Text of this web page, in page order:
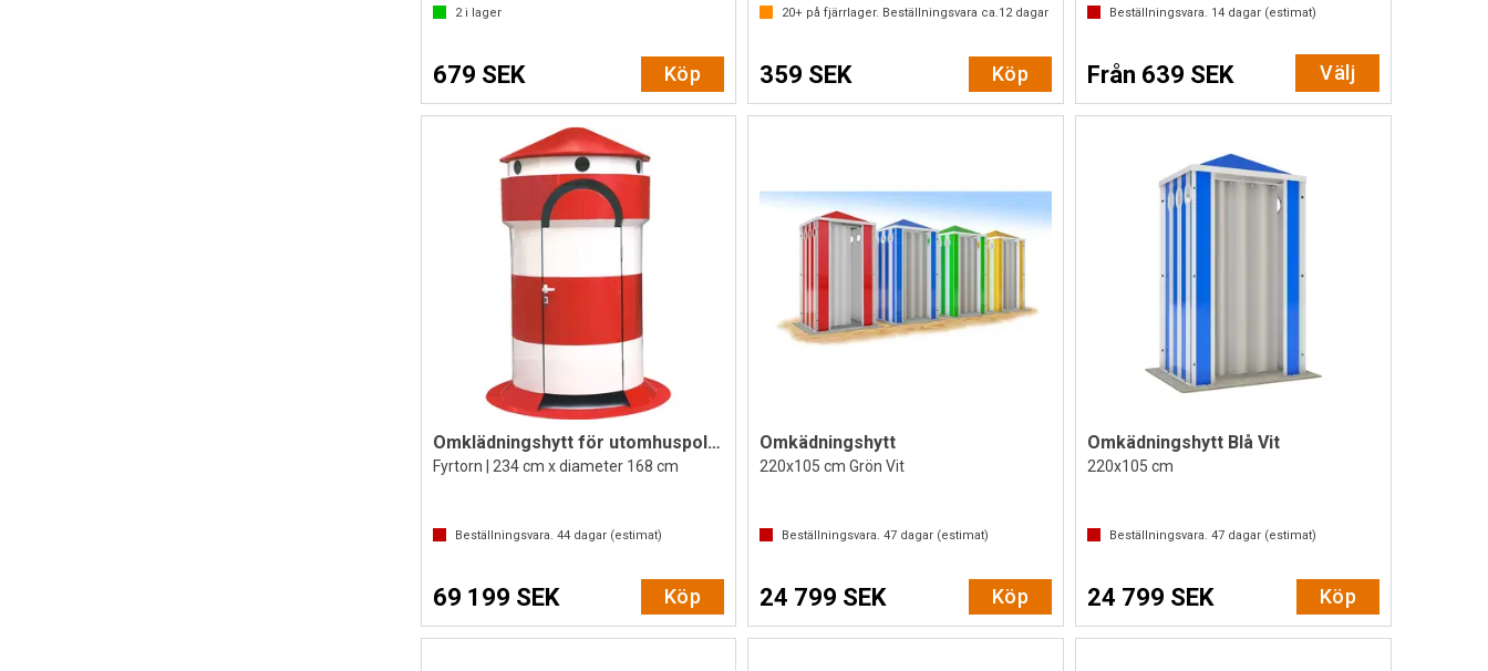
2i lager
679 SEK Köp
20+ på fjärrlager. Beställningsvara ca.12dagar
359 SEK Köp
Beställningsvara. 14 dagar (estimat)
Från 639 SEK Välj
Omklädningshytt för utomhuspolen
Fyrtorn | 234 cm x diameter 168 cm
Beställningsvara. 44dagar (estimat)
69 199 SEK Köp
Omkädningshytt
220x105 cm Grön Vit
Beställningsvara.47 dagar (estimat)
24 799 SEK Köp
Omkädningshytt Blå Vit
220x105 cm
Beställningsvara.47 dagar (estimat)
24 799 SEK Köp